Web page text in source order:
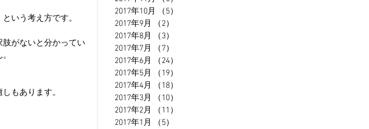
いう考え方です。
がないと分かってい
もあります。
2017年10月
（5）
2017年9月
（2）
2017年8月
（3）
2017年7月
（7）
2017年6月
（24）
2017年5月
（19）
2017年4月
（18）
2017年3月
（10）
2017年2月
（11）
2017年1月
（5）